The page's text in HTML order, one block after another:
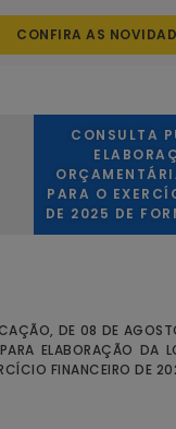
CONFIRA AS
CONSULTA
PARA O
DE 2025 DE
DE 08 DE
ELABORAÇÃO DA
FINANCEIRO DE